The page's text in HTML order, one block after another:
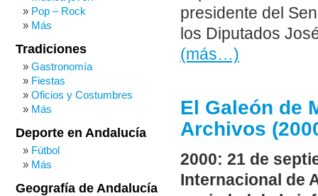
presidente del
los Diputados
(más…)
El Galeón de
Archivos
2000: 21 de
Internacional de
Pop – Rock
Más
Tradiciones
Gastronomía
Fiestas
Oficios y Costumbres
Más
Deporte en Andalucía
Fútbol
Más
Geografía de Andalucía